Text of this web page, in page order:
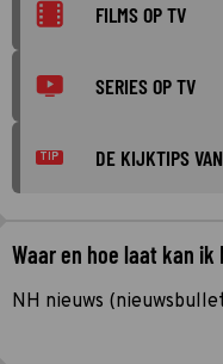
FILMS OP TV
SERIES OP TV
TIP DE KIJKTIPS
Waar en hoe laat kan
NH nieuws